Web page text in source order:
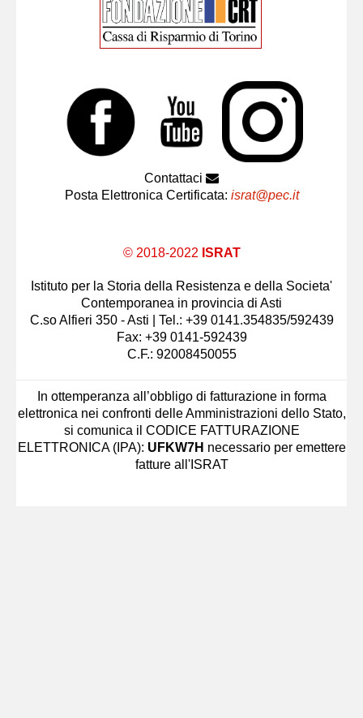
Contattaci
Posta Elettronica Certificata: israt@pec.it
© 2018-2022 ISRAT
Istituto per la Storia della Resistenza e della Societa'
Contemporanea in provincia di Asti
C.so Alfieri 350 - Asti | Tel.: +39 0141.354835/592439
Fax: +39 0141-592439
C.F.: 92008450055
In ottemperanza all’obbligo di fatturazione in forma
elettronica nei confronti delle Amministrazioni dello Stato,
si comunica il CODICE FATTURAZIONE
ELETTRONICA (IPA): UFKW7H necessario per emettere
fatture all'ISRAT